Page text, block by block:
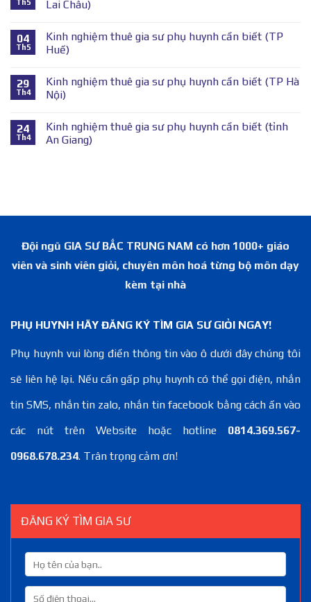
Th5
Lai Châu)
04
Th5
Kinh nghiệm thuê gia sư phụ huynh cần biết (TP
Huế)
29
Th4
Kinh nghiệm thuê gia sư phụ huynh cần biết (TP Hà
Nội)
24
Th4
Kinh nghiệm thuê gia sư phụ huynh cần biết (tỉnh
An Giang)
Đội ngũ GIA SƯ BẮC TRUNG NAM có hơn 1000+ giáo
viên và sinh viên giỏi, chuyên môn hoá từng bộ môn dạy
kèm tại nhà
PHỤ HUYNH HÃY ĐĂNG KÝ TÌM GIA SƯ GIỎI NGAY!
Phụ huynh vui lòng điền thông tin vào ô dưới đây chúng tôi
sẽ liên hệ lại. Nếu cần gấp phụ huynh có thể gọi điện, nhắn
tin SMS, nhắn tin zalo, nhắn tin facebook bằng cách ấn vào
các nút trên Website hoặc hotline 0814.369.567-
0968.678.234. Trân trọng cảm ơn!
ĐĂNG KÝ TÌM GIA SƯ